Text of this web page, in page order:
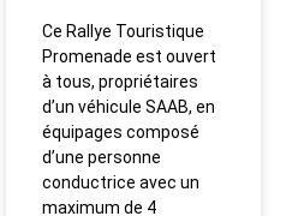
Ce Rallye Touristique
Promenade est ouvert
à tous, propriétaires
d’un véhicule SAAB, en
équipages composé
d’une personne
conductrice avec un
maximum de 4